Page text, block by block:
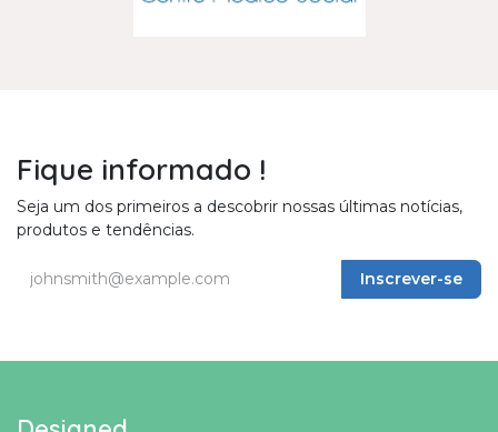
Fique informado !
Seja um dos primeiros a descobrir nossas últimas notícias,
produtos e tendências.
Inscrever-se